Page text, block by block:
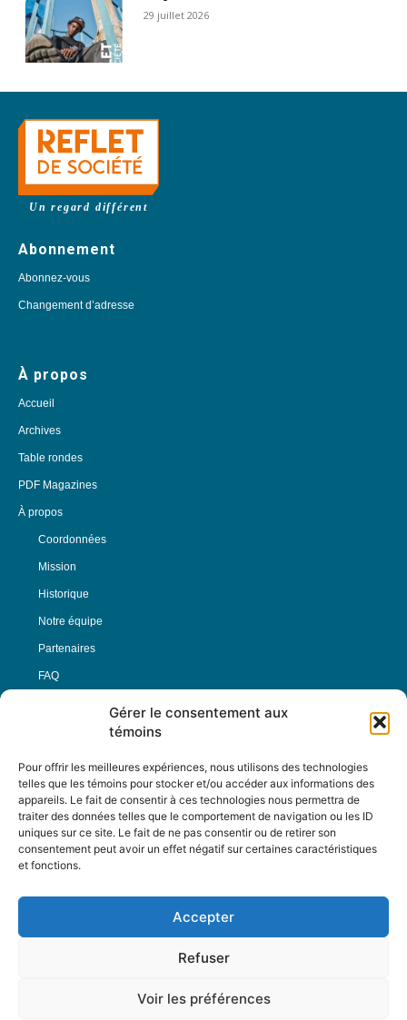
Gérer le consentement aux
témoins
Pour offrir les meilleures expériences, nous utilisons des technologies
telles que les témoins pour stocker et/ou accéder aux informations des
appareils. Le fait de consentir à ces technologies nous permettra de
traiter des données telles que le comportement de navigation ou les ID
uniques sur ce site. Le fait de ne pas consentir ou de retirer son
consentement peut avoir un effet négatif sur certaines caractéristiques
et fonctions.
Accepter
Refuser
Voir les préférences
29 juillet 2026
Un regard différent
Abonnement
Abonnez-vous
Changement d’adresse
À propos
Accueil
Archives
Table rondes
PDF Magazines
À propos
Coordonnées
Mission
Historique
Notre équipe
Partenaires
FAQ
Nous Suivre
Contactez-nous :
12-3894 rue Sainte-Catherine Est,